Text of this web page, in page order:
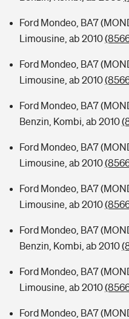
Ford Mondeo, BA7
Limousine, ab 2010
Ford Mondeo, BA7
Limousine, ab 2010
Ford Mondeo, BA7
Benzin, Kombi, ab 2010
Ford Mondeo, BA7
Limousine, ab 2010
Ford Mondeo, BA7
Limousine, ab 2010
Ford Mondeo, BA7
Benzin, Kombi, ab 2010
Ford Mondeo, BA7
Limousine, ab 2010
Ford Mondeo, BA7